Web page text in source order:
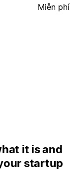
Miễn phí
it is and
startup